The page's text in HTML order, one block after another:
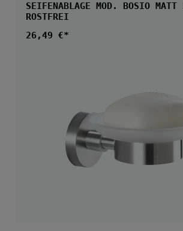
SEIFENABLAGE MOD. BOSIO MATT EDELSTAHL
ROSTFREI
Regulärer Preis:
26,49 €*